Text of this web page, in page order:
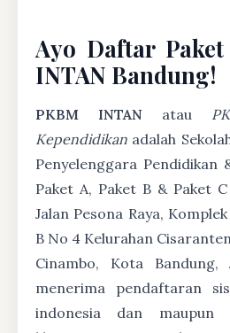
Ayo Daftar
INTAN Bandung!
PKBM INTAN atau
Kependidikan adalah
Penyelenggara Pendidikan
Paket A, Paket B & Paket
Jalan Pesona Raya,
B No 4 Kelurahan
Cinambo, Kota Bandung,
menerima pendaftaran
indonesia dan